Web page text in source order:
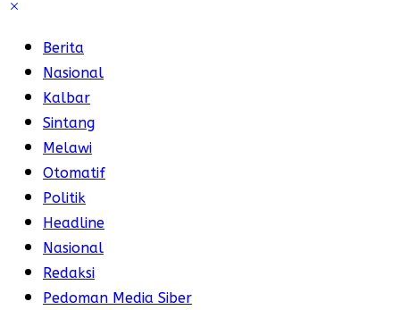
Berita
Nasional
Kalbar
Sintang
Melawi
Otomatif
Politik
Headline
Nasional
Redaksi
Pedoman Media Siber